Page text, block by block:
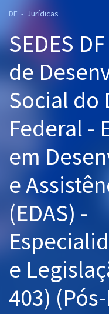
Cursos 20% OFF
Pós
Graduação
OAB
Questões grátis
Conteúdo gratuito
Blog
Aprovados
Atendimento
DF - Jurídicas
SEDES
de
Social do
Federal -
em
e
(EDAS) -
e
403)